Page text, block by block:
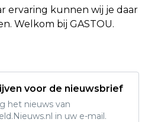
ervaring kunnen wij je daar
Welkom bij GASTOU.
voor de nieuwsbrief
het nieuws van
in uw e-mail.